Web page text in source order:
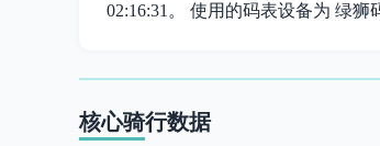
02:16:31。 使用的码表设备为 绿狮
核心骑行数据